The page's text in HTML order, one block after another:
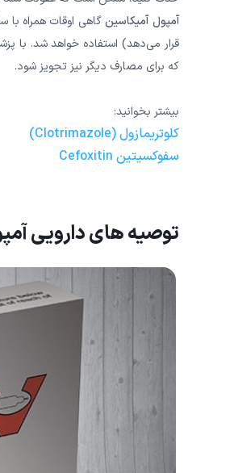
آمپول آمیکاسین
قرار می‌دهد) استفاده خواهد شد. با
که برای مصارف دیگر نیز تجویز شود.
بیشتر بخوانید:
کلوتریمازول (Clotrimazole)
سفوکسیتین Cefoxitin
توصیه های دارویی